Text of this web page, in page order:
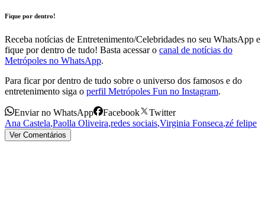
Fique por dentro!
Receba notícias de Entretenimento/Celebridades no seu WhatsApp e
fique por dentro de tudo! Basta acessar o canal de notícias do
Metrópoles no WhatsApp.
Para ficar por dentro de tudo sobre o universo dos famosos e do
entretenimento siga o perfil Metrópoles Fun no Instagram.
Enviar no WhatsApp Facebook
Twitter
Ana Castela,Paolla Oliveira,redes sociais,Virginia Fonseca,zé felipe
Ver Comentários